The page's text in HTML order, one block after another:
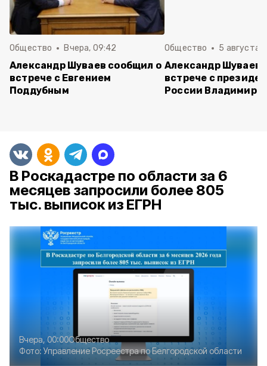
Общество Вчера, 09:42
Александр Шуваев сообщил о
встрече с Евгением
Поддубным
Общество 5 августа ,
Александр Шуваев
встрече с
России
В Роскадастре по области за 6
месяцев запросили более 805
тыс. выписок из ЕГРН
Вчера, 00:00Общество
Фото:Управление Росреестра по Белгородской области